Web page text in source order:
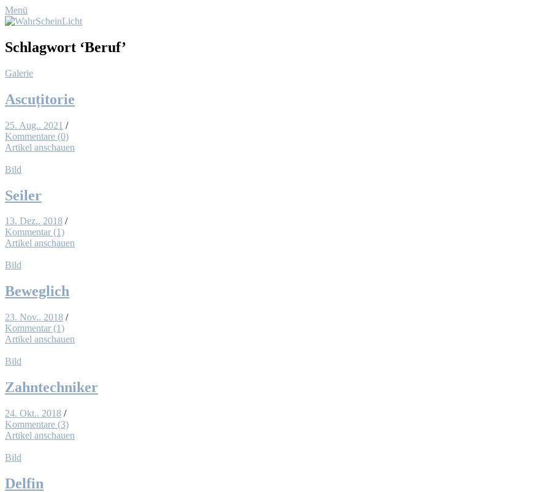
Menü
Schlagwort ‘Beruf’
Galerie
As­cuți­to­rie
25. Aug.. 2021 /
Kommentare (0)
Artikel anschauen
Bild
Sei­ler
13. Dez.. 2018 /
Kommentar (1)
Artikel anschauen
Bild
Be­weg­lich
23. Nov.. 2018 /
Kommentar (1)
Artikel anschauen
Bild
Zahn­tech­ni­ker
24. Okt.. 2018 /
Kommentare (3)
Artikel anschauen
Bild
Del­fin